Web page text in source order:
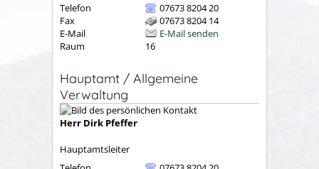
Telefon
07673 8204 20
Fax
07673 8204 14
E-Mail
E-Mail senden
Raum
16
Hauptamt / Allgemeine
Verwaltung
Herr Dirk Pfeffer
Hauptamtsleiter